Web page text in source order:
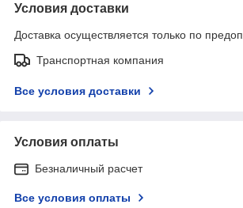
Условия доставки
Доставка осуществляется только по
Транспортная компания
Все условия доставки
Условия оплаты
Безналичный расчет
Все условия оплаты